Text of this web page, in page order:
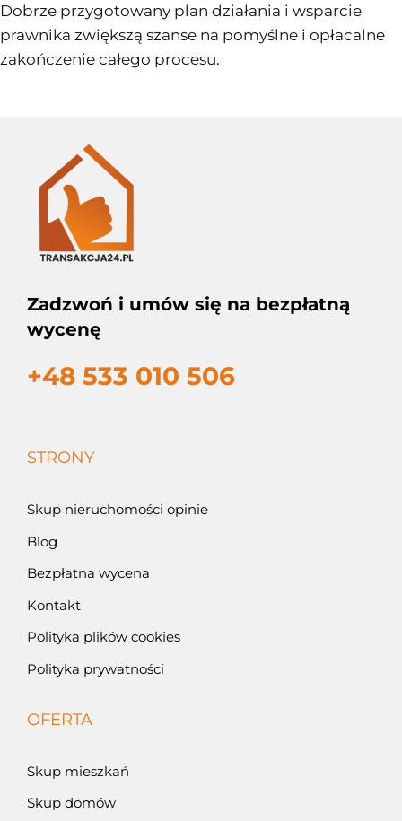
Dobrze przygotowany plan działania i wsparcie
prawnika zwiększą szanse na pomyślne i opłacalne
zakończenie całego procesu.
Zadzwoń i umów się na bezpłatną
wycenę
+48 533 010 506
STRONY
Skup nieruchomości opinie
Blog
Bezpłatna wycena
Kontakt
Polityka plików cookies
Polityka prywatności
OFERTA
Skup mieszkań
Skup domów